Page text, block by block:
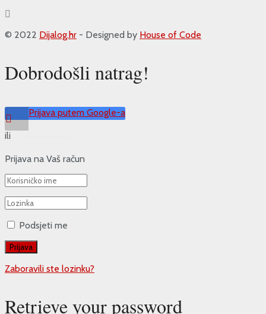
© 2022 Dijalog.hr - Designed by House of Code
Dobrodošli natrag!
Prijava putem Google-a
ili
Prijava na Vaš račun
Podsjeti me
Zaboravili ste lozinku?
Retrieve your password